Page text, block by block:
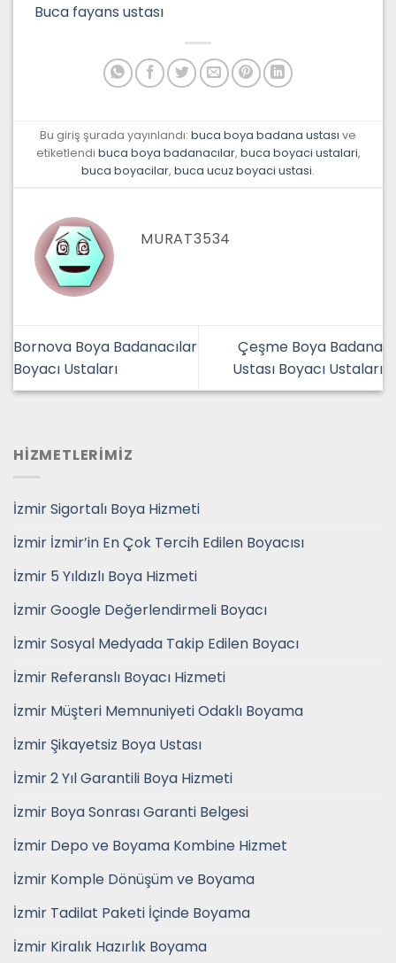
Buca fayans ustası
Bu giriş şurada yayınlandı: buca boya badana ustası ve
etiketlendi buca boya badanacılar, buca boyaci ustalari,
buca boyacilar, buca ucuz boyaci ustasi.
MURAT3534
Bornova Boya Badanacılar
Boyacı Ustaları
Çeşme Boya Badana
Ustası Boyacı Ustaları
HİZMETLERİMİZ
İzmir Sigortalı Boya Hizmeti
İzmir İzmir’in En Çok Tercih Edilen Boyacısı
İzmir 5 Yıldızlı Boya Hizmeti
İzmir Google Değerlendirmeli Boyacı
İzmir Sosyal Medyada Takip Edilen Boyacı
İzmir Referanslı Boyacı Hizmeti
İzmir Müşteri Memnuniyeti Odaklı Boyama
İzmir Şikayetsiz Boya Ustası
İzmir 2 Yıl Garantili Boya Hizmeti
İzmir Boya Sonrası Garanti Belgesi
İzmir Depo ve Boyama Kombine Hizmet
İzmir Komple Dönüşüm ve Boyama
İzmir Tadilat Paketi İçinde Boyama
İzmir Kiralık Hazırlık Boyama